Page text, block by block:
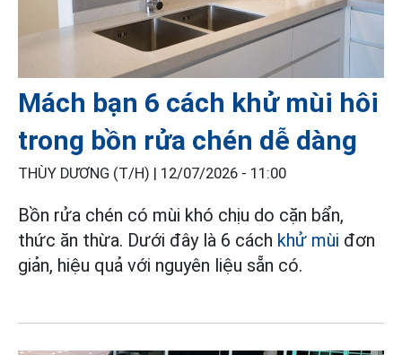
Mách bạn 6 cách khử mùi hôi
trong bồn rửa chén dễ dàng
THÙY DƯƠNG (T/H) | 12/07/2026 - 11:00
Bồn rửa chén có mùi khó chịu do cặn bẩn,
thức ăn thừa. Dưới đây là 6 cách khử mùi đơn
giản, hiệu quả với nguyên liệu sẵn có.